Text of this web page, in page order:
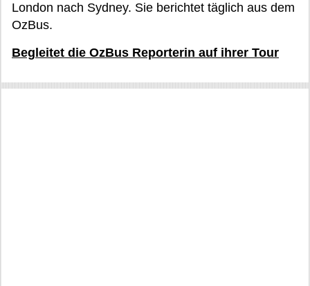
London nach Sydney. Sie berichtet täglich aus dem
OzBus.
Begleitet die OzBus Reporterin auf ihrer Tour